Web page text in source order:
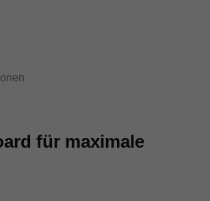
für maximale